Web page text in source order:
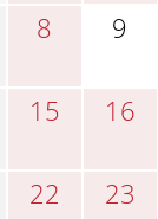
8 9
15 16
22 23